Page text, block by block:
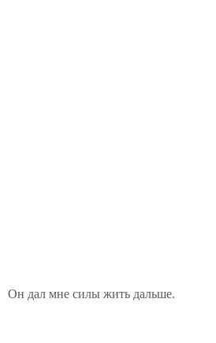
Он дал мне силы жить дальше.